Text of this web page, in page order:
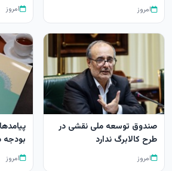
امروز امروز
صندوق توسعه ملی نقشی در
طرح کالابرگ ندارد
امروز
بودجه
امروز